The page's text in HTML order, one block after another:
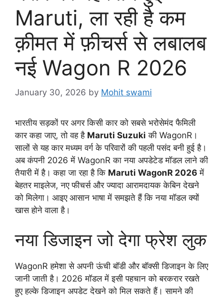
Maruti, ला रही है कम
क़ीमत में फ़ीचर्स से लबालब
नई Wagon R 2026
January 30, 2026 by Mohit swami
भारतीय सड़कों पर अगर किसी कार को सबसे भरोसेमंद फैमिली
कार कहा जाए, तो वह है Maruti Suzuki की WagonR।
सालों से यह कार मध्यम वर्ग के परिवारों की पहली पसंद बनी हुई है।
अब कंपनी 2026 में WagonR का नया अपडेटेड मॉडल लाने की
तैयारी में है। कहा जा रहा है कि Maruti WagonR 2026 में
बेहतर माइलेज, नए फीचर्स और ज्यादा आरामदायक केबिन देखने
को मिलेगा। आइए आसान भाषा में समझते हैं कि नया मॉडल क्यों
खास होने वाला है।
नया डिजाइन जो देगा फ्रेश लुक
WagonR हमेशा से अपनी ऊंची बॉडी और बॉक्सी डिजाइन के लिए
जानी जाती है। 2026 मॉडल में इसी पहचान को बरकरार रखते
हुए हल्के डिजाइन अपडेट देखने को मिल सकते हैं। सामने की